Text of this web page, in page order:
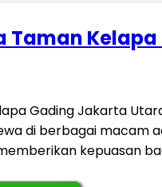
Taman
Gading Jakarta
di berbagai
kepuasan